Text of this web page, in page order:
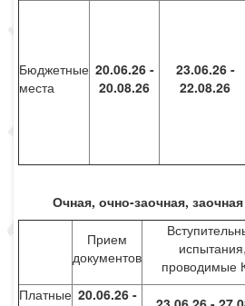
Бюджетные
места
20.06.26 -
20.08.26
23.06.26 -
22.08.26
Очная, очно-заочная,
Прием
документов
испытания,
проводимые
Платные 20.06.26 -